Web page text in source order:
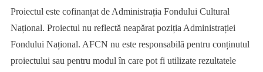
Proiectul este cofinanțat de Administrația Fondului Cultural
Național. Proiectul nu reflectă neapărat poziția Administrației
Fondului Național. AFCN nu este responsabilă pentru conținutul
proiectului sau pentru modul în care pot fi utilizate rezultatele